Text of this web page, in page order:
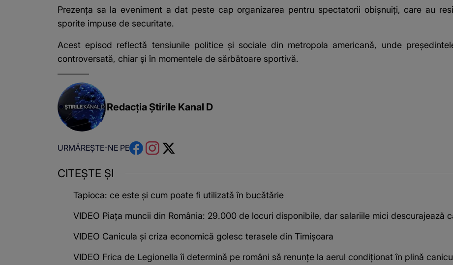
Prezența sa la eveniment a dat peste cap organizarea pentru spectatorii obișnuiți, care au
sporite impuse de securitate.
Acest episod reflectă tensiunile politice și sociale din metropola americană, unde
controversată, chiar și în momentele de sărbătoare sportivă.
Redacția Știrile Kanal D
URMĂREȘTE-NE PE
CITEȘTE ȘI
Tapioca: ce este și cum poate fi utilizată în bucătărie
VIDEO Piața muncii din România: 29.000 de locuri disponibile, dar salariile mici descurajează
VIDEO Canicula și criza economică golesc terasele din Timișoara
VIDEO Frica de Legionella îi determină pe români să renunțe la aerul condiționat în plină